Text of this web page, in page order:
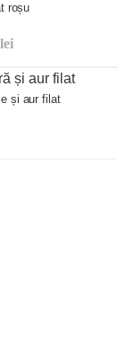
roșu
lei
și aur filat